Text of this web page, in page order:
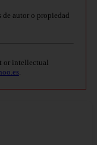
autor o propiedad
or intellectual